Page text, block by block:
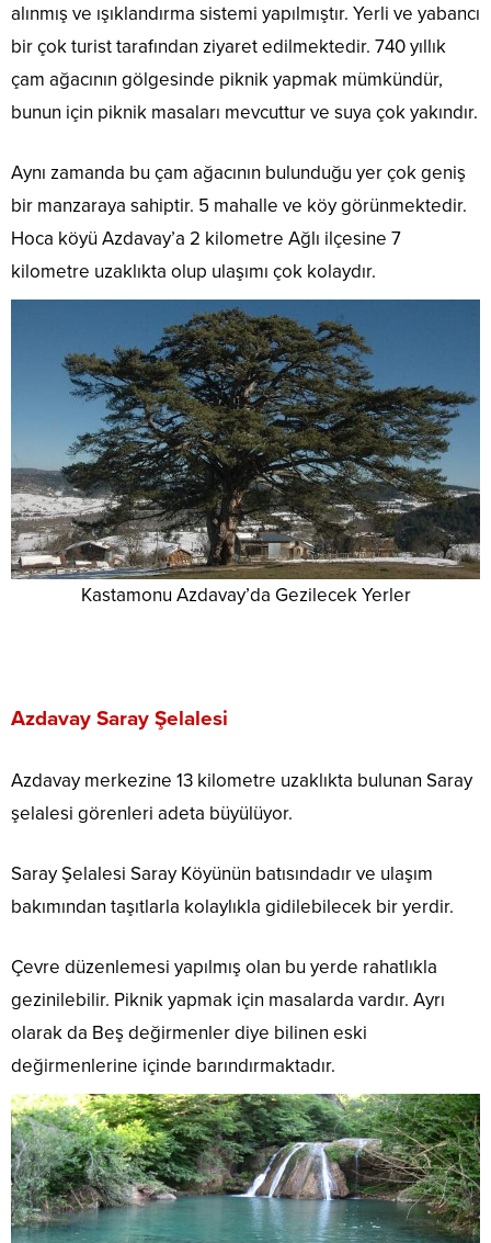
alınmış ve ışıklandırma sistemi yapılmıştır. Yerli ve yabancı
bir çok turist tarafından ziyaret edilmektedir. 740 yıllık
çam ağacının gölgesinde piknik yapmak mümkündür,
bunun için piknik masaları mevcuttur ve suya çok yakındır.
Aynı zamanda bu çam ağacının bulunduğu yer çok geniş
bir manzaraya sahiptir. 5 mahalle ve köy görünmektedir.
Hoca köyü Azdavay’a 2 kilometre Ağlı ilçesine 7
kilometre uzaklıkta olup ulaşımı çok kolaydır.
Kastamonu Azdavay’da Gezilecek Yerler
Azdavay Saray Şelalesi
Azdavay merkezine 13 kilometre uzaklıkta bulunan Saray
şelalesi görenleri adeta büyülüyor.
Saray Şelalesi Saray Köyünün batısındadır ve ulaşım
bakımından taşıtlarla kolaylıkla gidilebilecek bir yerdir.
Çevre düzenlemesi yapılmış olan bu yerde rahatlıkla
gezinilebilir. Piknik yapmak için masalarda vardır. Ayrı
olarak da Beş değirmenler diye bilinen eski
değirmenlerine içinde barındırmaktadır.